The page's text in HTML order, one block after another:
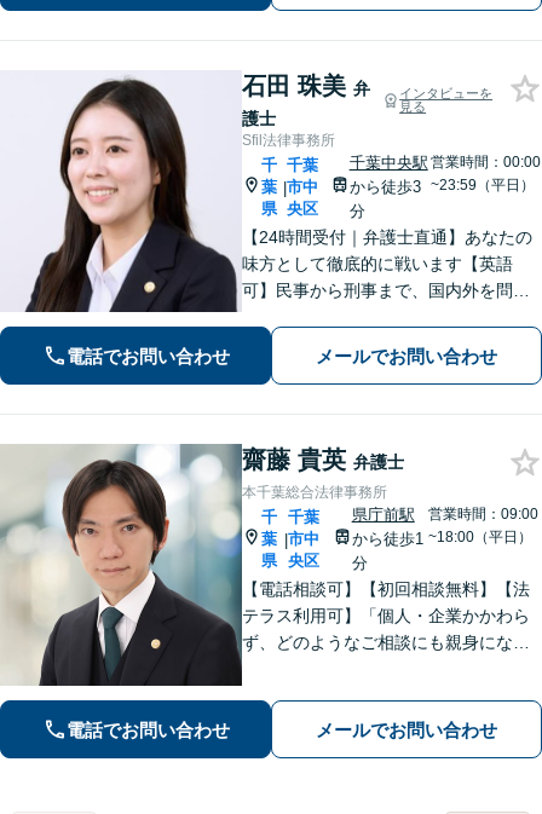
るように、全力でサポートします。
石田 珠美 弁
護士
インタビューを
見る
Sfil法律事務所
千
葉
県
|
千葉
市中
央区
千葉中央駅
から徒歩3
分
営業時間：00:00
~23:59（平日）
【24時間受付｜弁護士直通】あなたの
味方として徹底的に戦います【英語
可】民事から刑事まで、国内外を問わ
タル証拠・資産対応】ソーシャルワー
カー兼司法書士と連携【法テラス・WE
電話でお問い合わせ メールでお問い合わせ
齋藤 貴英 弁護士
本千葉総合法律事務所
千
葉
県
|
千葉
市中
央区
県庁前駅
から徒歩1
分
営業時間：09:00
~18:00（平日）
【電話相談可】【初回相談無料】【法
テラス利用可】「個人・企業かかわら
ず、どのようなご相談にも親身になっ
幅広くサポート。【夜間・休日面談
可】【完全個室】【本千葉駅徒歩３
電話でお問い合わせ メールでお問い合わせ